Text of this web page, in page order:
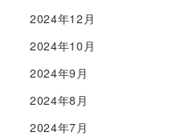
2024年12月
2024年10月
2024年9月
2024年8月
2024年7月